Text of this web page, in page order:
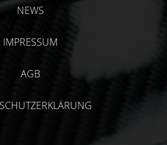
NEWS
IMPRESSUM
AGB